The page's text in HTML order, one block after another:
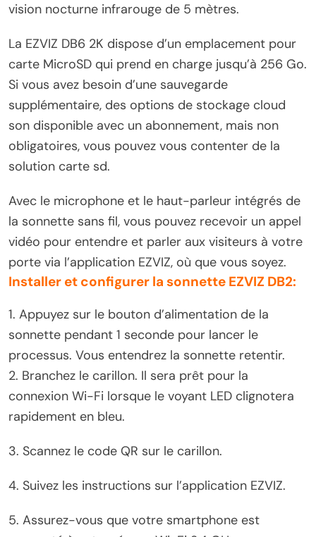
vision nocturne infrarouge de 5 mètres.
La EZVIZ DB6 2K dispose d’un emplacement pour
carte MicroSD qui prend en charge jusqu’à 256 Go.
Si vous avez besoin d’une sauvegarde
supplémentaire, des options de stockage cloud
son disponible avec un abonnement, mais non
obligatoires, vous pouvez vous contenter de la
solution carte sd.
Avec le microphone et le haut-parleur intégrés de
la sonnette sans fil, vous pouvez recevoir un appel
vidéo pour entendre et parler aux visiteurs à votre
porte via l’application EZVIZ, où que vous soyez.
Installer et configurer la sonnette EZVIZ DB2:
1. Appuyez sur le bouton d’alimentation de la
sonnette pendant 1 seconde pour lancer le
processus. Vous entendrez la sonnette retentir.
2. Branchez le carillon. Il sera prêt pour la
connexion Wi-Fi lorsque le voyant LED clignotera
rapidement en bleu.
3. Scannez le code QR sur le carillon.
4. Suivez les instructions sur l’application EZVIZ.
5. Assurez-vous que votre smartphone est